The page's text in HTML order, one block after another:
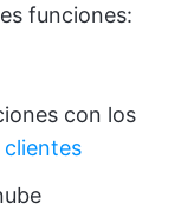
funciones:
con los
clientes